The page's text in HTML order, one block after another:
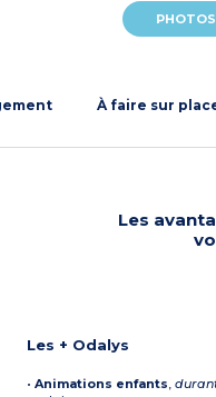
PHOTOS
À faire sur
Les
Les + Odalys
•Animations enfants,